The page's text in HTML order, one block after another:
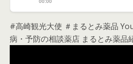
#高崎観光大使 ＃まるとみ薬品
病・予防の相談薬店 まるとみ薬品